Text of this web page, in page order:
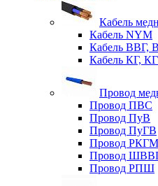
Кабель
Кабель NYM
Кабель ВВГ,
Кабель КГ,
Провод
Провод ПВС
Провод ПуВ
Провод ПуГВ
Провод РКГМ
Провод
Провод РПШ